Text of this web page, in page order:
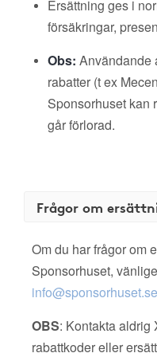
Ersättning ges i
försäkringar,
Obs: Användande
rabatter (t ex
Sponsorhuset kan
går förlorad.
Frågor om
Om du har frågor om
Sponsorhuset,
info@sponsorhuset.se
OBS: Kontakta aldrig
rabattkoder eller